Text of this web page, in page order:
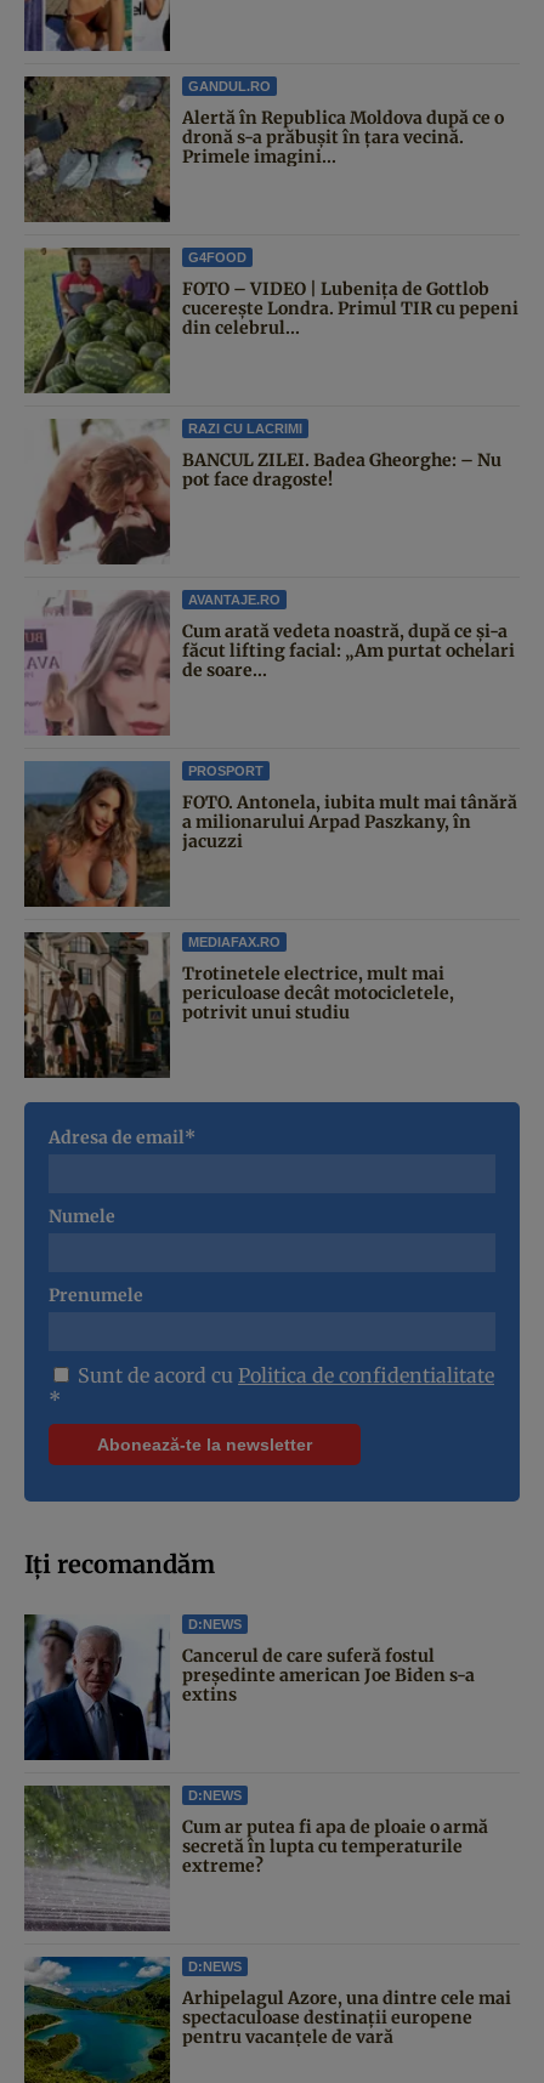
GANDUL.RO
Alertă în Republica Moldova după ce o
dronă s-a prăbușit în țara vecină.
Primele imagini...
G4FOOD
FOTO – VIDEO | Lubenița de Gottlob
cucerește Londra. Primul TIR cu pepeni
din celebrul...
RAZI CU LACRIMI
BANCUL ZILEI. Badea Gheorghe: – Nu
pot face dragoste!
AVANTAJE.RO
Cum arată vedeta noastră, după ce și-a
făcut lifting facial: „Am purtat ochelari
de soare...
PROSPORT
FOTO. Antonela, iubita mult mai tânără
a milionarului Arpad Paszkany, în
jacuzzi
MEDIAFAX.RO
Trotinetele electrice, mult mai
periculoase decât motocicletele,
potrivit unui studiu
Adresa de email*
Numele
Prenumele
Sunt de acord cu Politica de confidentialitate
*
Iți recomandăm
D:NEWS
Cancerul de care suferă fostul
președinte american Joe Biden s-a
extins
D:NEWS
Cum ar putea fi apa de ploaie o armă
secretă în lupta cu temperaturile
extreme?
D:NEWS
Arhipelagul Azore, una dintre cele mai
spectaculoase destinații europene
pentru vacanțele de vară